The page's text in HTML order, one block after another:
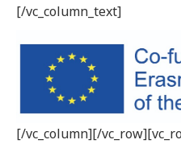
[/vc_column_text]
[/vc_column][/